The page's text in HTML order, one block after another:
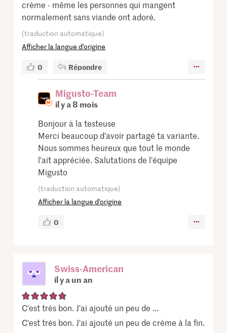
crème - même les personnes qui mangent
normalement sans viande ont adoré.
(traduction automatique)
Afficher la langue d’origine
0 Répondre
Migusto-Team
il y a 8 mois
Bonjour à la testeuse
Merci beaucoup d'avoir partagé ta variante.
Nous sommes heureux que tout le monde
l'ait appréciée. Salutations de l'équipe
Migusto
(traduction automatique)
Afficher la langue d’origine
0
Swiss-American
il y a un an
C'est très bon. J'ai ajouté un peu de ...
C'est très bon. J'ai ajouté un peu de crème à la fin.